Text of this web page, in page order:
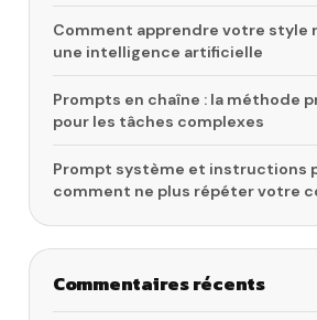
Comment apprendre votre style
une intelligence artificielle
Prompts en chaîne : la méthode
pour les tâches complexes
Prompt système et instructions
comment ne plus répéter votre
Commentaires récents